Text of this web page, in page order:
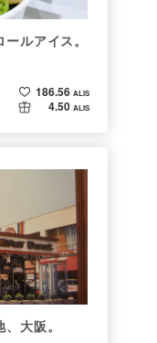
ルアイス。
186.56 ALIS
4.50 ALIS
大阪。